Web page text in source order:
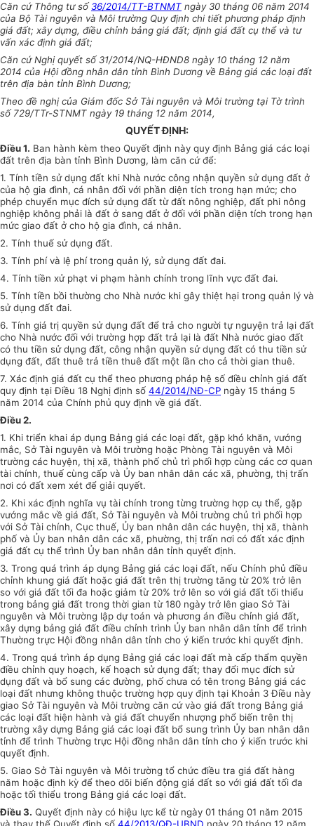
Căn cứ Thông tư số36/2014/TT-BTNMT ngày 30 tháng 06 năm 2014
của Bộ Tài nguyên và Môi trường Quy định chi tiết phương pháp định
giá đất; xây dựng, điều chỉnh bảng giá đất; định giá đất cụ thể và tư
vấn xác định giá đất;
Căn cứ Nghị quyết số 31/2014/NQ-HĐND8 ngày 10 tháng 12 năm
2014 của Hội đồng nhân dân tỉnh Bình Dương về Bảng giá các loại đất
trên địa bàn tỉnh Bình Dương;
Theo đề nghị của Giám đốc Sở Tài nguyên và Môi trường tại Tờ trình
số 729/TTr-STNMT ngày 19 tháng 12 năm 2014,
QUYẾT ĐỊNH:
Điều 1. Ban hành kèm theo Quyết định này quy định Bảng giá các loại
đất trên địa bàn tỉnh Bình Dương, làm căn cứ để:
1. Tính tiền sử dụng đất khi Nhà nước công nhận quyền sử dụng đất ở
của hộ gia đình, cá nhân đối với phần diện tích trong hạn mức; cho
phép chuyển mục đích sử dụng đất từ đất nông nghiệp, đất phi nông
nghiệp không phải là đất ở sang đất ở đối với phần diện tích trong hạn
mức giao đất ở cho hộ gia đình, cá nhân.
2. Tính thuế sử dụng đất.
3. Tính phí và lệ phí trong quản lý, sử dụng đất đai.
4. Tính tiền xử phạt vi phạm hành chính trong lĩnh vực đất đai.
5. Tính tiền bồi thường cho Nhà nước khi gây thiệt hại trong quản lý và
sử dụng đất đai.
6. Tính giá trị quyền sử dụng đất để trả cho người tự nguyện trả lại đất
cho Nhà nước đối với trường hợp đất trả lại là đất Nhà nước giao đất
có thu tiền sử dụng đất, công nhận quyền sử dụng đất có thu tiền sử
dụng đất, đất thuê trả tiền thuê đất một lần cho cả thời gian thuê.
7. Xác định giá đất cụ thể theo phương pháp hệ số điều chỉnh giá đất
quy định tại Điều 18 Nghị định số 44/2014/NĐ-CP ngày 15 tháng 5
năm 2014 của Chính phủ quy định về giá đất.
Điều 2.
1. Khi triển khai áp dụng Bảng giá các loại đất, gặp khó khăn, vướng
mắc, Sở Tài nguyên và Môi trường hoặc Phòng Tài nguyên và Môi
trường các huyện, thị xã, thành phố chủ trì phối hợp cùng các cơ quan
tài chính, thuế cùng cấp và Ủy ban nhân dân các xã, phường, thị trấn
nơi có đất xem xét để giải quyết.
2. Khi xác định nghĩa vụ tài chính trong từng trường hợp cụ thể, gặp
vướng mắc về giá đất, Sở Tài nguyên và Môi trường chủ trì phối hợp
với Sở Tài chính, Cục thuế, Ủy ban nhân dân các huyện, thị xã, thành
phố và Ủy ban nhân dân các xã, phường, thị trấn nơi có đất xác định
giá đất cụ thể trình Ủy ban nhân dân tỉnh quyết định.
3. Trong quá trình áp dụng Bảng giá các loại đất, nếu Chính phủ điều
chỉnh khung giá đất hoặc giá đất trên thị trường tăng từ 20% trở lên
so với giá đất tối đa hoặc giảm từ 20% trở lên so với giá đất tối thiểu
trong bảng giá đất trong thời gian từ 180 ngày trở lên giao Sở Tài
nguyên và Môi trường lập dự toán và phương án điều chỉnh giá đất,
xây dựng bảng giá đất điều chỉnh trình Ủy ban nhân dân tỉnh để trình
Thường trực Hội đồng nhân dân tỉnh cho ý kiến trước khi quyết định.
4. Trong quá trình áp dụng Bảng giá các loại đất mà cấp thẩm quyền
điều chỉnh quy hoạch, kế hoạch sử dụng đất; thay đổi mục đích sử
dụng đất và bổ sung các đường, phố chưa có tên trong Bảng giá các
loại đất nhưng không thuộc trường hợp quy định tại Khoản 3 Điều này
giao Sở Tài nguyên và Môi trường căn cứ vào giá đất trong Bảng giá
các loại đất hiện hành và giá đất chuyển nhượng phổ biến trên thị
trường xây dựng Bảng giá các loại đất bổ sung trình Ủy ban nhân dân
tỉnh để trình Thường trực Hội đồng nhân dân tỉnh cho ý kiến trước khi
quyết định.
5. Giao Sở Tài nguyên và Môi trường tổ chức điều tra giá đất hàng
năm hoặc định kỳ để theo dõi biến động giá đất so với giá đất tối đa
hoặc tối thiểu trong Bảng giá các loại đất.
Điều 3. Quyết định này có hiệu lực kể từ ngày 01 tháng 01 năm 2015